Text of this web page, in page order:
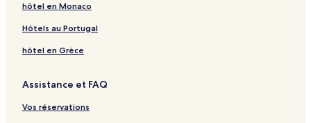
hôtel en Monaco
Hôtels au Portugal
hôtel en Grèce
Assistance et FAQ
Vos réservations